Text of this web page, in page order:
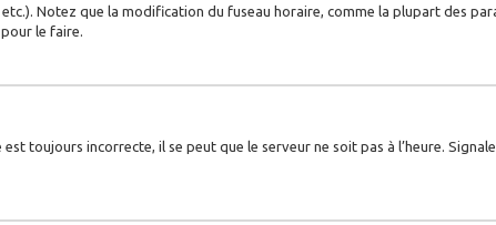
Notez que la modification du fuseau horaire, comme la plupart des
le faire.
toujours incorrecte, il se peut que le serveur ne soit pas à l’heure.